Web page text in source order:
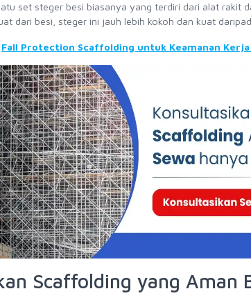
set steger besi biasanya yang terdiri dari alat rakit
dari besi, steger ini jauh lebih kokoh dan kuat
Fall Protection Scaffolding untuk Keamanan
Scaffolding yang Aman